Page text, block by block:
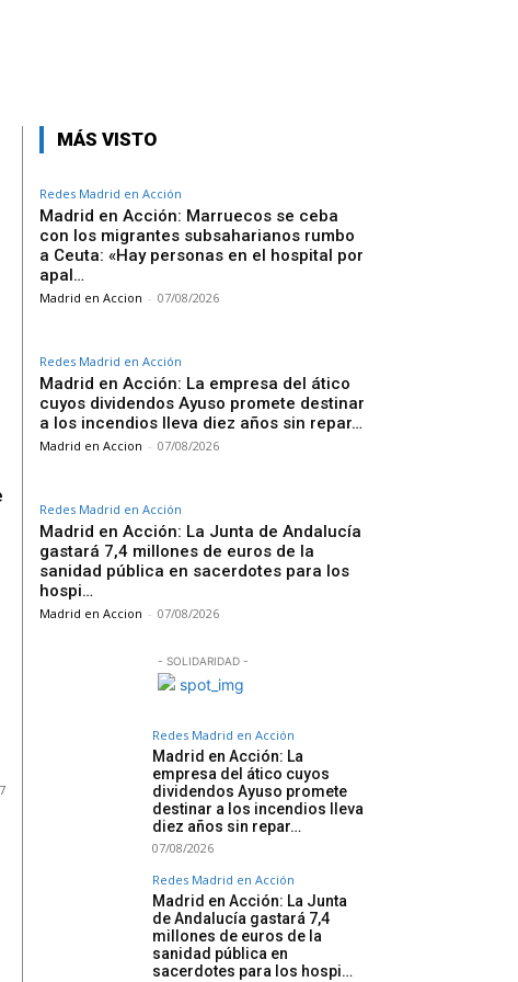
MÁS VISTO
Redes Madrid en Acción
Madrid en Acción: Marruecos se ceba
con los migrantes subsaharianos rumbo
a Ceuta: «Hay personas en el hospital por
apal…
Madrid en Accion - 07/08/2026
Redes Madrid en Acción
Madrid en Acción: La empresa del ático
cuyos dividendos Ayuso promete destinar
a los incendios lleva diez años sin repar…
Madrid en Accion - 07/08/2026
Redes Madrid en Acción
Madrid en Acción: La Junta de Andalucía
gastará 7,4 millones de euros de la
sanidad pública en sacerdotes para los
hospi…
Madrid en Accion - 07/08/2026
- SOLIDARIDAD -
Redes Madrid en Acción
Madrid en Acción: La
empresa del ático cuyos
dividendos Ayuso promete
destinar a los incendios lleva
diez años sin repar…
07/08/2026
Redes Madrid en Acción
Madrid en Acción: La Junta
de Andalucía gastará 7,4
millones de euros de la
sanidad pública en
sacerdotes para los hospi…